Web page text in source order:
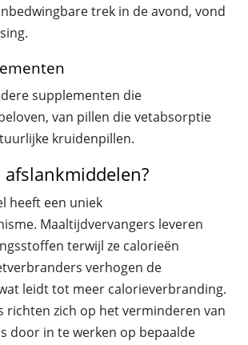
trek in de avond, vond
supplementen die
van pillen die vetabsorptie
kruidenpillen.
afslankmiddelen?
heeft een uniek
Maaltijdvervangers leveren
terwijl ze calorieën
verhogen de
leidt tot meer calorieverbranding.
richten zich op het verminderen van
door in te werken op bepaalde